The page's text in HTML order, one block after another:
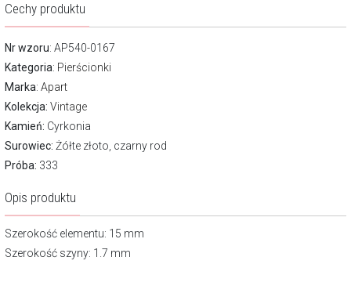
Cechy produktu
Nr wzoru: AP540-0167
Kategoria: Pierścionki
Marka: Apart
Kolekcja: Vintage
Kamień: Cyrkonia
Surowiec: Żółte złoto, czarny rod
Próba: 333
Opis produktu
Szerokość elementu: 15 mm
Szerokość szyny: 1.7 mm